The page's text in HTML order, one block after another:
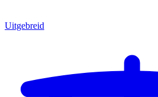
Uitgebreid